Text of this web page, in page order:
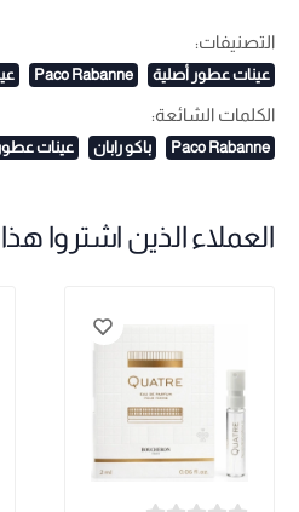
التصنيفات:
عينات عطور أصلية Paco Rabanne
الكلمات الشائعة:
Paco Rabanne باكو رابان عينات عطور
العملاء الذين اشتروا